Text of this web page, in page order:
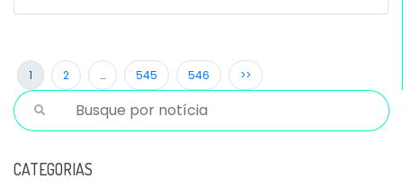
1 2 … 545 546 >>
CATEGORIAS